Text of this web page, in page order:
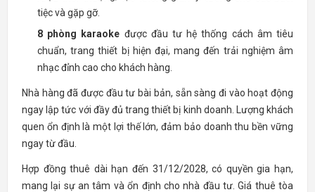
tiệc và gặp gỡ.
8 phòng karaoke được đầu tư hệ thống cách âm tiêu
chuẩn, trang thiết bị hiện đại, mang đến trải nghiệm âm
nhạc đỉnh cao cho khách hàng.
Nhà hàng đã được đầu tư bài bản, sẵn sàng đi vào hoạt động
ngay lập tức với đầy đủ trang thiết bị kinh doanh. Lượng khách
quen ổn định là một lợi thế lớn, đảm bảo doanh thu bền vững
ngay từ đầu.
Hợp đồng thuê dài hạn đến 31/12/2028, có quyền gia hạn,
mang lại sự an tâm và ổn định cho nhà đầu tư. Giá thuê tòa